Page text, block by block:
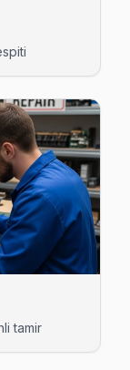
TV teknisyeniniz
şeffaf
hizmetimiz: teşhis
tamir